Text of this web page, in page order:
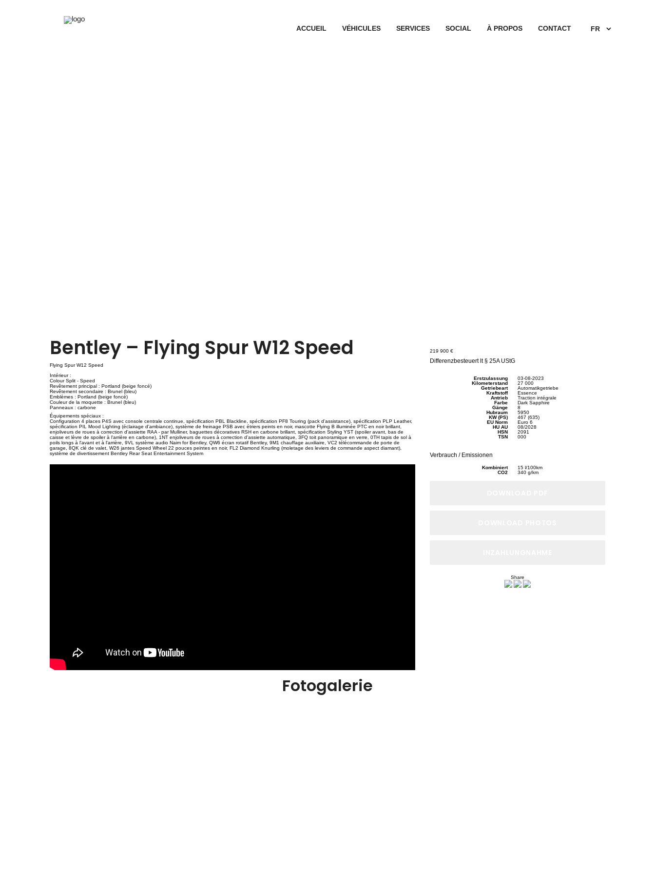
ACCUEIL VÉHICULES SERVICES SOCIAL À PROPOS CONTACT
Bentley – Flying Spur W12 Speed
Flying Spur W12 Speed
Intérieur :
Colour Split - Speed
Revêtement principal : Portland (beige foncé)
Revêtement secondaire : Brunel (bleu)
Emblèmes : Portland (beige foncé)
Couleur de la moquette : Brunel (bleu)
Panneaux : carbone
Équipements spéciaux :
Configuration 4 places P4S avec console centrale continue, spécification PBL Blackline, spécification PF8 Touring (pack d'assistance), spécification PLP Leather,
spécification PIL Mood Lighting (éclairage d'ambiance), système de freinage PSB avec étriers peints en noir, mascotte Flying B illuminée PTC en noir brillant,
enjoliveurs de roues à correction d'assiette RAA - par Mulliner, baguettes décoratives RSH en carbone brillant, spécification Styling YST (spoiler avant, bas de
caisse et lèvre de spoiler à l'arrière en carbone), 1NT enjoliveurs de roues à correction d'assiette automatique, 3FQ toit panoramique en verre, 0TH tapis de sol à
poils longs à l'avant et à l'arrière, 9VL système audio Naim for Bentley, QW6 écran rotatif Bentley, 9M1 chauffage auxiliaire, VC2 télécommande de porte de
garage, 8QK clé de valet, W26 jantes Speed Wheel 22 pouces peintes en noir, FL2 Diamond Knurling (moletage des leviers de commande aspect diamant),
système de divertissement Bentley Rear Seat Entertainment System
219 900 €
Differenzbesteuert lt § 25A UStG
Erstzulassung
03-08-2023
Kilometerstand
27 000
Getriebeart
Automatikgetriebe
Kraftstoff
Essence
Antrieb
Traction intégrale
Farbe
Dark Sapphire
Gänge
8
Hubraum
5950
KW (PS)
467 (635)
EU Norm
Euro 6
HU AU
08/2028
HSN
2091
TSN
000
Verbrauch / Emissionen
Kombiniert
15 l/100km
CO2
340 g/km
Share
Fotogalerie